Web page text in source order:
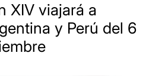
XIV viajará a
y Perú del 6